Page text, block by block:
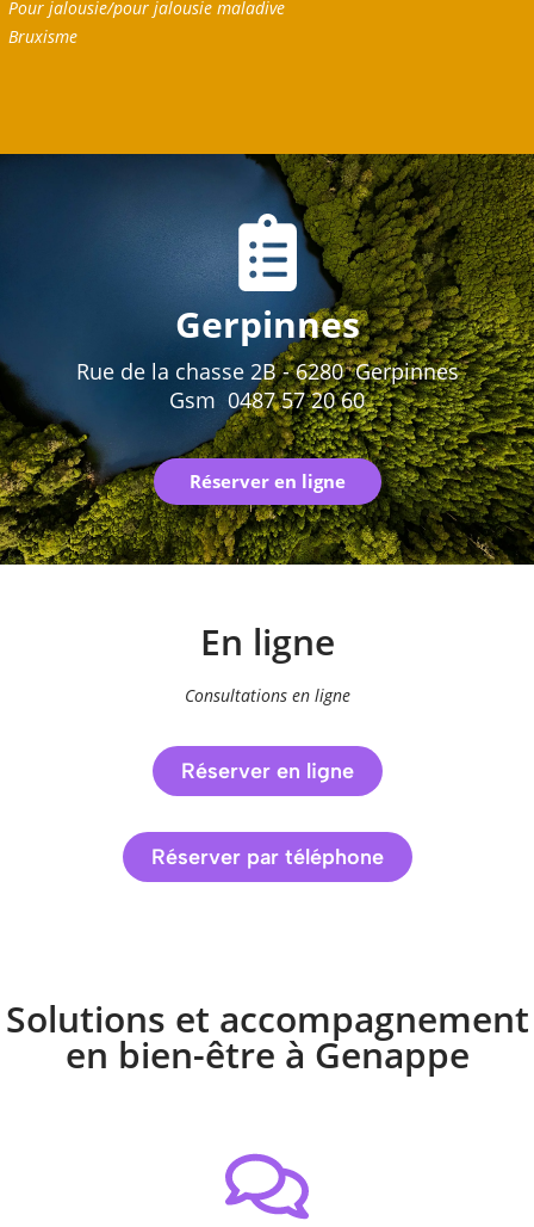
Pour jalousie/pour jalousie maladive
Bruxisme
Gerpinnes
Rue de la chasse 2B - 6280 Gerpinnes
Gsm 0487 57 20 60
Réserver en ligne
En ligne
Consultations en ligne
Réserver en ligne
Réserver par téléphone
Solutions et accompagnement
en bien-être à Genappe